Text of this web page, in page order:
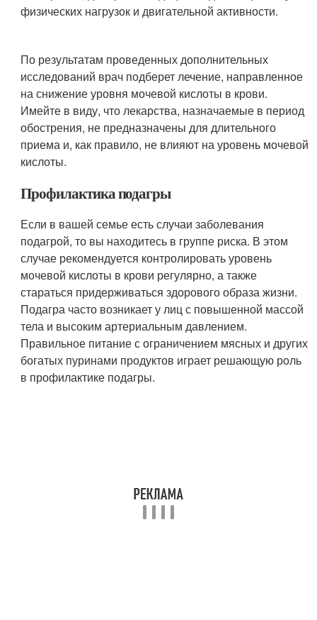
физических нагрузок и двигательной активности.
По результатам проведенных дополнительных
исследований врач подберет лечение, направленное
на снижение уровня мочевой кислоты в крови.
Имейте в виду, что лекарства, назначаемые в период
обострения, не предназначены для длительного
приема и, как правило, не влияют на уровень мочевой
кислоты.
Профилактика подагры
Если в вашей семье есть случаи заболевания
подагрой, то вы находитесь в группе риска. В этом
случае рекомендуется контролировать уровень
мочевой кислоты в крови регулярно, а также
стараться придерживаться здорового образа жизни.
Подагра часто возникает у лиц с повышенной массой
тела и высоким артериальным давлением.
Правильное питание с ограничением мясных и других
богатых пуринами продуктов играет решающую роль
в профилактике подагры.